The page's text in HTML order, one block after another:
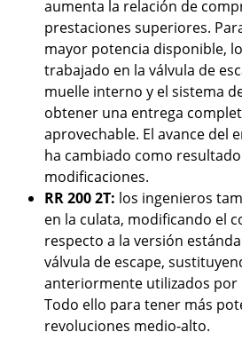
aumenta la relación de
prestaciones superiores.
mayor potencia disponible,
trabajado en la válvula de
muelle interno y el sistema
obtener una entrega
aprovechable. El avance del
ha cambiado como
modificaciones.
RR 200 2T: los ingenieros
en la culata, modificando el
respecto a la versión
válvula de escape,
anteriormente utilizados por
Todo ello para tener más
revoluciones medio-alto.